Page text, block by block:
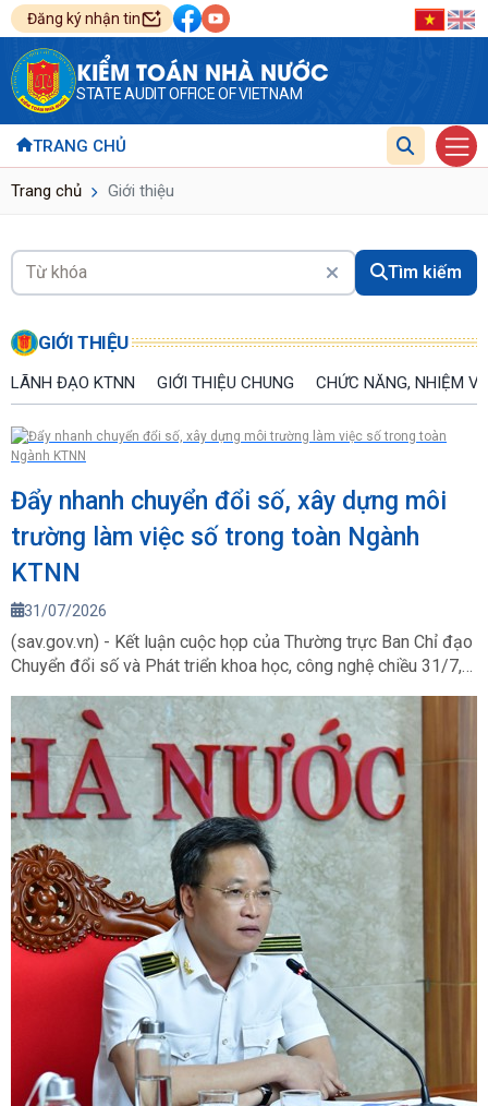
Đăng ký nhận tin
KIỂM TOÁN NHÀ NƯỚC
STATE AUDIT OFFICE OF VIETNAM
TRANG CHỦ
Trang chủ Giới thiệu
Tìm kiếm
GIỚI THIỆU
LÃNH ĐẠO KTNN GIỚI THIỆU CHUNG CHỨC NĂNG, NHIỆM
Đẩy nhanh chuyển đổi số, xây dựng môi
trường làm việc số trong toàn Ngành
KTNN
31/07/2026
(sav.gov.vn) - Kết luận cuộc họp của Thường trực Ban Chỉ đạo
Chuyển đổi số và Phát triển khoa học, công nghệ chiều 31/7,
nhanh lộ trình làm việc trên môi trường số; từ ngày 15/8/2026,
100% văn bản, tờ trình sẽ được Lãnh đạo KTNN được xử lý,
ký duyệt trên môi trường điện tử và các cuộc họp được tổ
chức theo mô hình "Phòng họp không giấy".